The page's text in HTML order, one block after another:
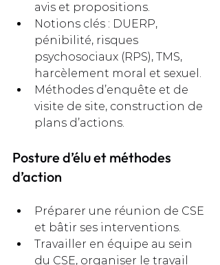
avis et propositions.
Notions clés : DUERP,
pénibilité, risques
psychosociaux (RPS), TMS,
harcèlement moral et sexuel.
Méthodes d’enquête et de
visite de site, construction de
plans d’actions.
Posture d’élu et méthodes
d’action
Préparer une réunion de CSE
et bâtir ses interventions.
Travailler en équipe au sein
du CSE, organiser le travail